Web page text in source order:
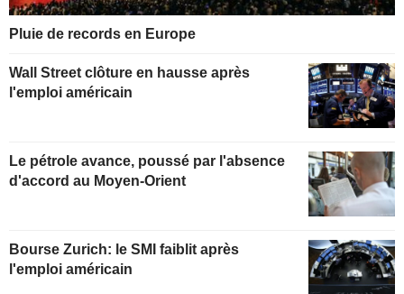
Pluie de records en Europe
Wall Street clôture en hausse après
l'emploi américain
Le pétrole avance, poussé par l'absence
d'accord au Moyen-Orient
Bourse Zurich: le SMI faiblit après
l'emploi américain